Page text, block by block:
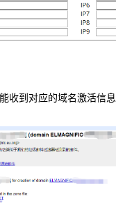
收到对应的域名激活信息